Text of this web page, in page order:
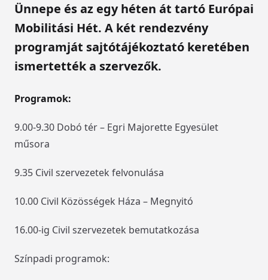
Ünnepe és az egy héten át tartó Európai
Mobilitási Hét. A két rendezvény
programját sajtótájékoztató keretében
ismertették a szervezők.
Programok:
9.00-9.30 Dobó tér – Egri Majorette Egyesület
műsora
9.35 Civil szervezetek felvonulása
10.00 Civil Közösségek Háza – Megnyitó
16.00-ig Civil szervezetek bemutatkozása
Színpadi programok: